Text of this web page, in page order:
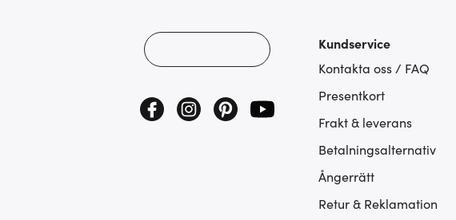
Kundservice
Kontakta oss / FAQ
Presentkort
Frakt & leverans
Betalningsalternativ
Ångerrätt
Retur & Reklamation